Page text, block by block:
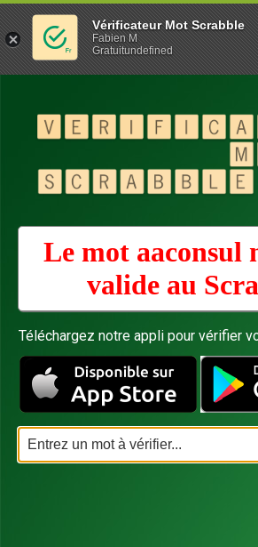
Le mot aaconsul
valide au
Téléchargez notre appli pour vérifier
Vérificateur Mot Scrabble
Fabien M
Gratuitundefined